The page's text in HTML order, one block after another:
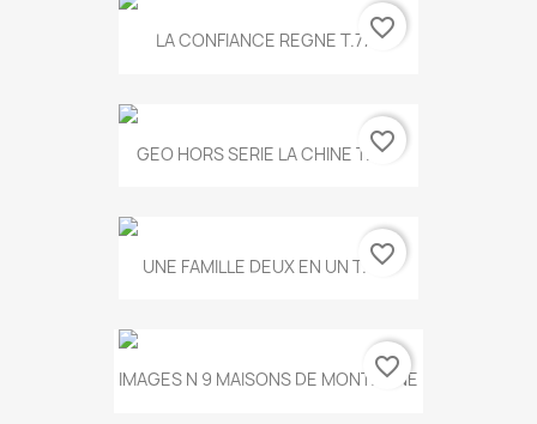
LA CONFIANCE REGNE T.778favorite_border
GEO HORS SERIE LA CHINE T.497
favorite_border
UNE FAMILLE DEUX EN UN T.675
favorite_border
IMAGES N 9 MAISONS DE MONTAGNE
favorite_border